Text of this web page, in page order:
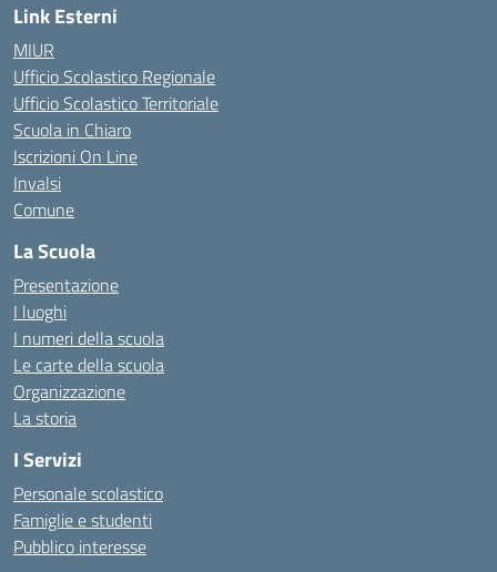
Link Esterni
MIUR
Ufficio Scolastico Regionale
Ufficio Scolastico Territoriale
Scuola in Chiaro
Iscrizioni On Line
Invalsi
Comune
La Scuola
Presentazione
I luoghi
I numeri della scuola
Le carte della scuola
Organizzazione
La storia
I Servizi
Personale scolastico
Famiglie e studenti
Pubblico interesse